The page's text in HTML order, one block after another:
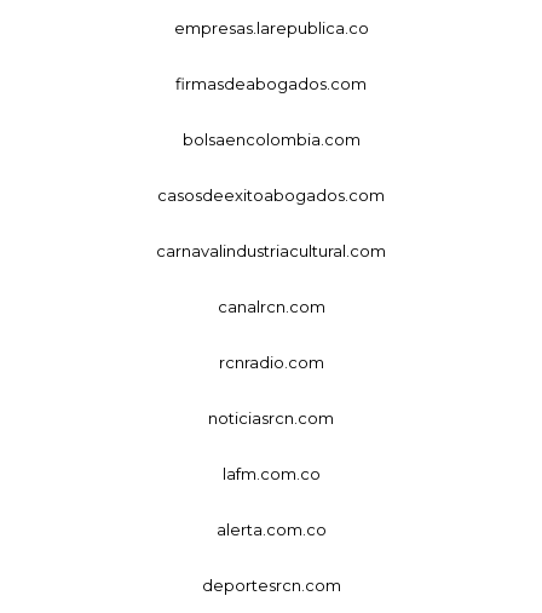
empresas.larepublica.co
firmasdeabogados.com
bolsaencolombia.com
casosdeexitoabogados.com
carnavalindustriacultural.com
canalrcn.com
rcnradio.com
noticiasrcn.com
lafm.com.co
alerta.com.co
deportesrcn.com